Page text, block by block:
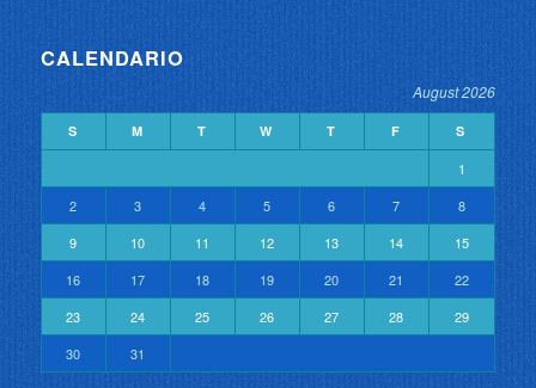
CALENDARIO
August 2026
S M T W T F S
1
2
3 4 5 6 7
8
9
10 11 12 13 14
15
16
17 18 19 20 21
22
23
24 25 26 27 28
29
30
31